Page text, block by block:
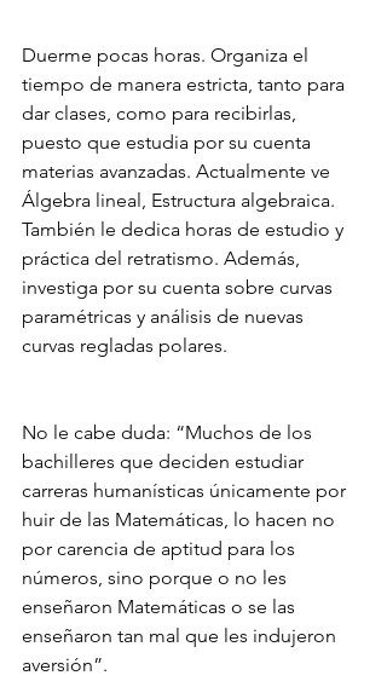
Duerme pocas horas. Organiza el
tiempo de manera estricta, tanto para
dar clases, como para recibirlas,
puesto que estudia por su cuenta
materias avanzadas. Actualmente ve
Álgebra lineal, Estructura algebraica.
También le dedica horas de estudio y
práctica del retratismo. Además,
investiga por su cuenta sobre curvas
paramétricas y análisis de nuevas
curvas regladas polares.
No le cabe duda: “Muchos de los
bachilleres que deciden estudiar
carreras humanísticas únicamente por
huir de las Matemáticas, lo hacen no
por carencia de aptitud para los
números, sino porque o no les
enseñaron Matemáticas o se las
enseñaron tan mal que les indujeron
aversión”.